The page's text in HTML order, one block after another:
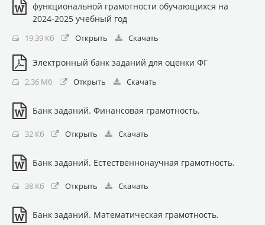
функциональной грамотности обучающихся на
2024-2025 учебный год
19,39 Кб Открыть Скачать
Электронный банк заданий для оценки ФГ
2,36 Мб Открыть Скачать
Банк заданий. Финансовая грамотность.
32 Кб Открыть Скачать
Банк заданий. Естественнонаучная грамотность.
38 Кб Открыть Скачать
Банк заданий. Математическая грамотность.